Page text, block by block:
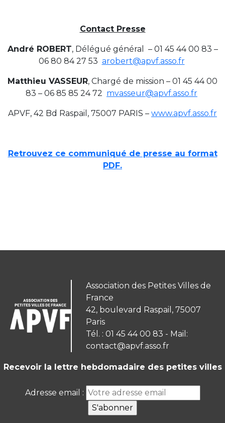
Contact Presse
André ROBERT, Délégué général – 01 45 44 00 83 –
06 80 84 27 53 arobert@apvf.asso.fr
Matthieu VASSEUR, Chargé de mission – 01 45 44 00
83 – 06 85 85 24 72 mvasseur@apvf.asso.fr
APVF, 42 Bd Raspail, 75007 PARIS – www.apvf.asso.fr
Retrouvez ce communiqué de presse au format
PDF.
Association des Petites Villes de
France
42, boulevard Raspail, 75007
Paris
Tél. : 01 45 44 00 83 - Mail:
contact@apvf.asso.fr
Recevoir la lettre hebdomadaire des petites villes
Adresse email :